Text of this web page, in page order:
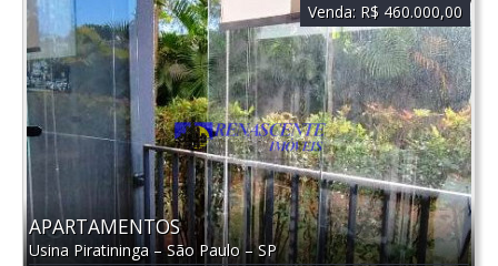
APARTAMENTOS
Usina Piratininga–São Paulo –SP
Venda: R$ 460.000,00